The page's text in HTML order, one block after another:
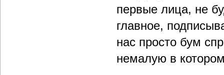
первые лица, не
главное,
нас просто бум
немалую в